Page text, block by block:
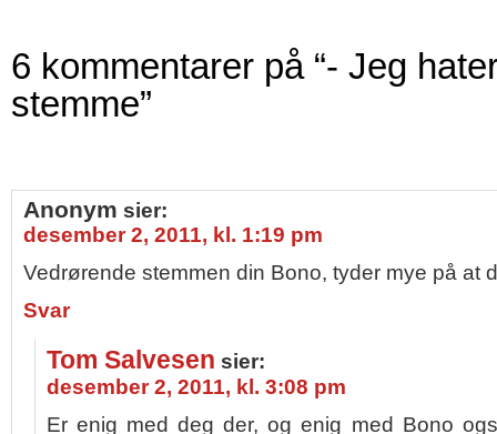
6 kommentarer på “- Jeg
stemme”
Anonym sier:
desember 2, 2011, kl. 1:19 pm
Vedrørende stemmen din Bono, tyder mye på at
Svar
Tom Salvesen sier:
desember 2, 2011, kl. 3:08 pm
Er enig med deg der, og enig med Bono